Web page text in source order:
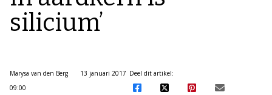
silicium’
Marysa van den Berg
13 januari 2017
09:00
Deel dit artikel: